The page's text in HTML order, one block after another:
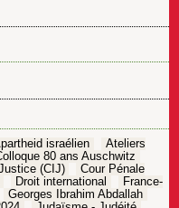
israélien
Ateliers
80 ans Auschwitz
(CIJ)
Cour Pénale
Droit international
France-
Georges Ibrahim Abdallah